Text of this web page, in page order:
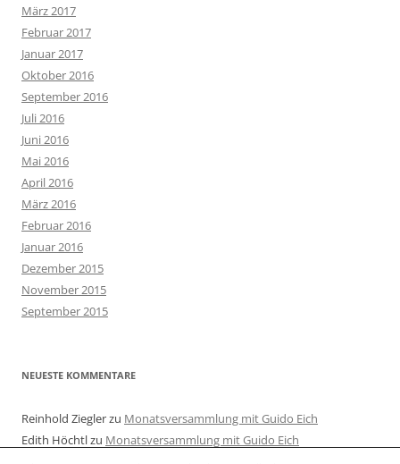
März 2017
Februar 2017
Januar 2017
Oktober 2016
September 2016
Juli 2016
Juni 2016
Mai 2016
April 2016
März 2016
Februar 2016
Januar 2016
Dezember 2015
November 2015
September 2015
NEUESTE KOMMENTARE
Reinhold Zieglerzu Monatsversammlung mit Guido Eich
Edith Höchtlzu Monatsversammlung mit Guido Eich